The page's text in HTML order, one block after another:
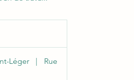
Léger |
Rue